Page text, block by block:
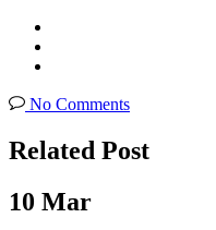
No Comments
Related Post
10 Mar